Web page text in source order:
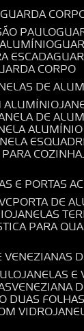
GUARDA
PAULO
ALUMÍNIO
ESCADA
CORPO
DE
ALUMÍNIO
DE
COZINHA
E PORTAS
PORTA DE
JANELAS
PARA
VENEZIANAS
JANELAS
VENEZIANA
DUAS
VIDRO